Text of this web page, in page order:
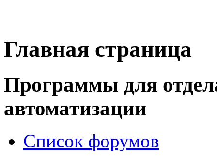
Главная страница
Программы для
автоматизации
Список форумов